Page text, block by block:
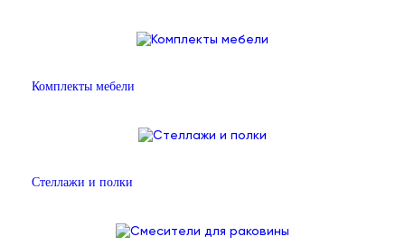
Комплекты мебели
Стеллажи и полки